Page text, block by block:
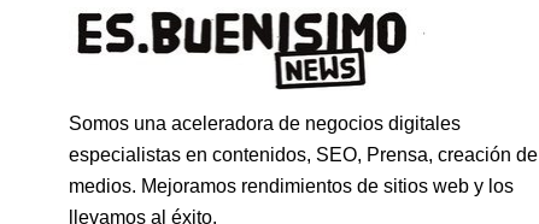
Somos una aceleradora de negocios digitales
especialistas en contenidos, SEO, Prensa, creación de
medios. Mejoramos rendimientos de sitios web y los
llevamos al éxito.